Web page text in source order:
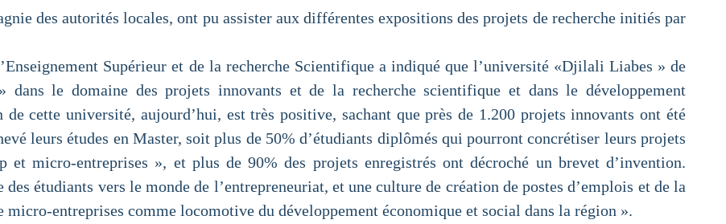
des autorités locales, ont pu assister aux différentes expositions des projets de recherche initiés par
Supérieur et de la recherche Scientifique a indiqué que l’université «Djilali Liabes » de
le domaine des projets innovants et de la recherche scientifique et dans le développement
cette université, aujourd’hui, est très positive, sachant que près de 1.200 projets innovants ont été
leurs études en Master, soit plus de 50% d’étudiants diplômés qui pourront concrétiser leurs projets
et micro-entreprises », et plus de 90% des projets enregistrés ont décroché un brevet d’invention.
étudiants vers le monde de l’entrepreneuriat, et une culture de création de postes d’emplois et de la
micro-entreprises comme locomotive du développement économique et social dans la région ».